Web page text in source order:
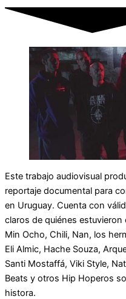
Este trabajo audiovisual
reportaje documental para
en Uruguay. Cuenta con
claros de quiénes
Min Ocho, Chili, Nan, los
Eli Almic, Hache Souza,
Santi Mostaffá, Viki Style,
Beats y otros Hip Hoperos
histora.